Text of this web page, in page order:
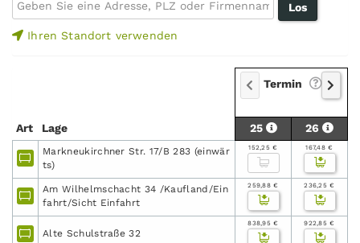
Ihren Standort verwenden
Art Lage
Termin
25 26
Markneukirchner Str. 17/B 283 (einwär
ts)
152,25 € 167,48 €
Am Wilhelmschacht 34 /Kaufland/Ein
fahrt/Sicht Einfahrt
259,88 € 236,25 €
Alte Schulstraße 32
838,95 € 922,85 €